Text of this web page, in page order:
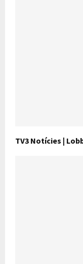
TV3 Notícies |